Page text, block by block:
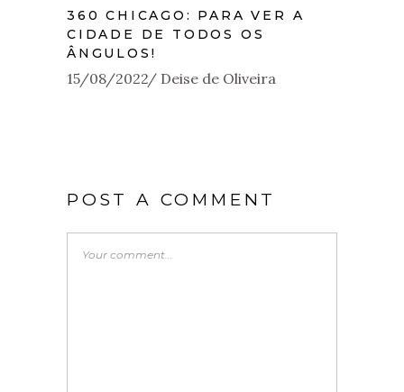
360 CHICAGO: PARA VER A
CIDADE DE TODOS OS
ÂNGULOS!
15/08/2022 Deise de Oliveira
POST A COMMENT